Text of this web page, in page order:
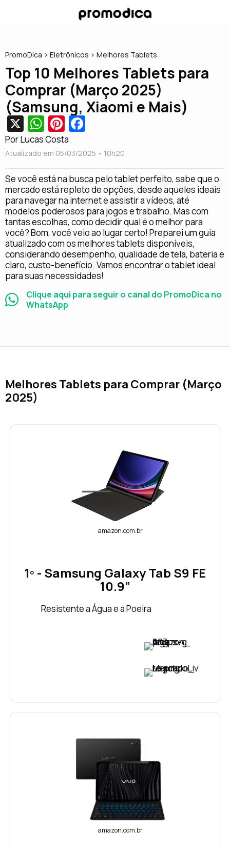
PromoDica > Eletrônicos > Melhores Tablets
Top 10 Melhores Tablets para
Comprar (Março 2025)
(Samsung, Xiaomi e Mais)
X W
h
at
s
A
p
p
Pi
nt
er
e
st
e
b
o
o
k
Por Lucas Costa
Atualizado em 05/03/2025 • 10h20
Se você está na busca pelo tablet perfeito, sabe que o
mercado está repleto de opções, desde aqueles ideais
para navegar na internet e assistir a vídeos, até
modelos poderosos para jogos e trabalho. Mas com
tantas escolhas, como decidir qual é o melhor para
você? Bom, você veio ao lugar certo! Preparei um guia
atualizado com os melhores tablets disponíveis,
considerando desempenho, qualidade de tela, bateria e
claro, custo-benefício. Vamos encontrar o tablet ideal
para suas necessidades!
Clique aqui para seguir o canal do PromoDica no
WhatsApp
Melhores Tablets para Comprar (Março
2025)
amazon.com.br
1º - Samsung Galaxy Tab S9 FE
10.9”
Resistente a Água e a Poeira
amazon.com.br